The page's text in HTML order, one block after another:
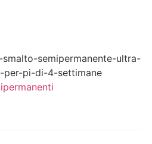
semipermanente-ultra-
per-pi-di-4-settimane